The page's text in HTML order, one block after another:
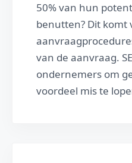
50% van hun
benutten? Dit komt
van de aanvraag.
ondernemers om
voordeel mis te